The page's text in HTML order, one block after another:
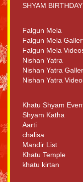
SHYAM BIRTHDAY
Falgun Mela
Falgun Mela
Falgun Mela
Nishan Yatra
Nishan Yatra
Nishan Yatra
Khatu Shyam
Shyam Katha
Aarti
chalisa
Mandir List
Khatu Temple
khatu kirtan